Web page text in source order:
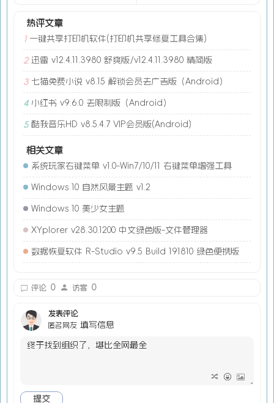
热评文章
1 一键共享打印机软件(打印机共享修复工具合集)
2 迅雷 v12.4.11.3980 舒爽版/v12.4.11.3980 精简版
3 七猫免费小说 v8.15 解锁会员去广告版（Android）
4 小红书 v9.6.0 去限制版（Android）
5 酷我音乐HD v8.5.4.7 VIP会员版(Android)
相关文章
系统玩家右键菜单 v1.0-Win7/10/11 右键菜单增强工具
Windows 10 自然风景主题 v1.2
Windows 10 美少女主题
XYplorer v28.30.1200 中文绿色版-文件管理器
数据恢复软件 R-Studio v9.5 Build 191810 绿色便携版
评论 0 访客 0
发表评论
匿名网友 填写信息